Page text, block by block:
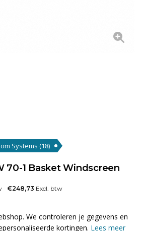
Systems (18)
70-1 Basket Windscreen
€248,73 Excl. btw
We controleren je gegevens en
kortingen. Lees meer